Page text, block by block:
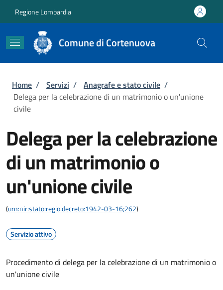
Regione Lombardia
Comune di Cortenuova
Briciole di pane
Home / Servizi / Anagrafe e stato civile /
Delega per la celebrazione di un matrimonio o un'unione
civile
Delega per la celebrazione
di un matrimonio o
un'unione civile
(urn:nir:stato:regio.decreto:1942-03-16;262)
Servizio attivo
Procedimento di delega per la celebrazione di un matrimonio o
un'unione civile